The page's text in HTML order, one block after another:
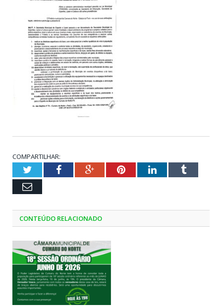
COMPARTILHAR:
TwitterFacebookGoogle+PinterestLinkedInTumblr
Email
CONTEÚDO RELACIONADO